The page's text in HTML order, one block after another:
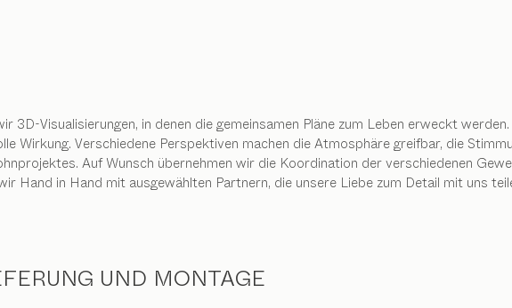
Visualisierungen, in denen die gemeinsamen Pläne zum Leben erweckt
Wirkung. Verschiedene Perspektiven machen die Atmosphäre greifbar, die
Auf Wunsch übernehmen wir die Koordination der verschiedenen
Hand in Hand mit ausgewählten Partnern, die unsere Liebe zum Detail mit uns
UND MONTAGE